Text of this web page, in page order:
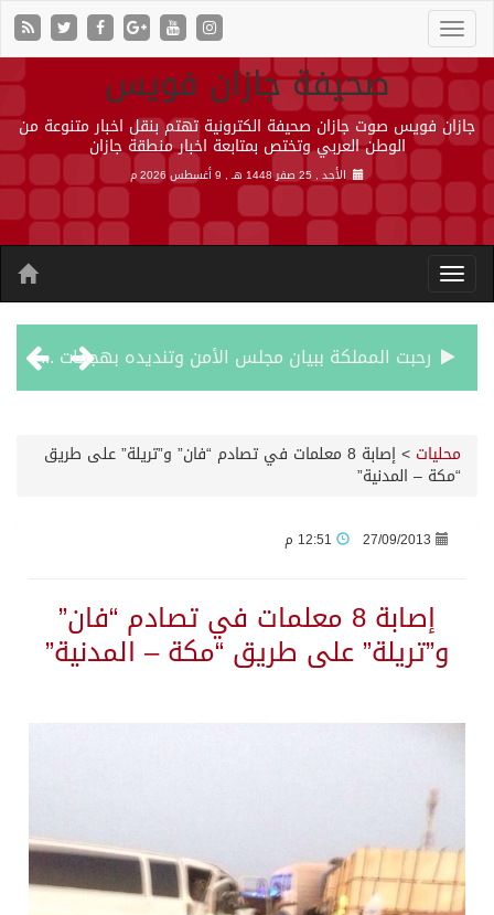
صحيفة جازان فويس
جازان فويس صوت جازان صحيفة الكترونية تهتم بنقل اخبار متنوعة من
الوطن العربي وتختص بمتابعة اخبار منطقة جازان
الأحد , 25 صفر 1448 هـ , 9 أغسطس 2026 م
رحبت المملكة ببيان مجلس الأمن وتنديده بهجمات ميليشيا الحوثي الإرهابية
حالة الطقس المتوقعة اليوم في المملكة
أجواء من الحب والتراث تزين ليلة عرس آل صيرم
رئيس وزراء العراق لرئيس الاستخبارات السعودي: نرفض استخدام أراضينا منطلقاً لأي هجمات
محليات > إصابة 8 معلمات في تصادم “فان” و”تريلة” على طريق
“مكة – المدنية”
27/09/2013
إصابة 8 معلمات في تصادم “فان”
و”تريلة” على طريق “مكة – المدنية”